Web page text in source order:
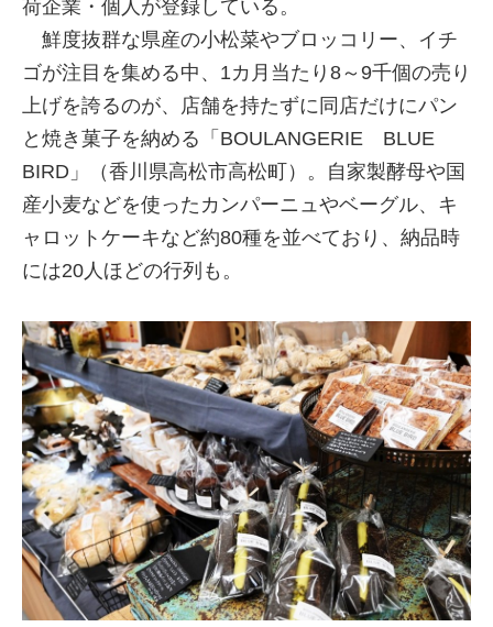
荷企業・個人が登録している。
鮮度抜群な県産の小松菜やブロッコリー、イチ
ゴが注目を集める中、1カ月当たり8～9千個の売り
上げを誇るのが、店舗を持たずに同店だけにパン
と焼き菓子を納める「BOULANGERIE BLUE
BIRD」（香川県高松市高松町）。自家製酵母や国
産小麦などを使ったカンパーニュやベーグル、キ
ャロットケーキなど約80種を並べており、納品時
には20人ほどの行列も。